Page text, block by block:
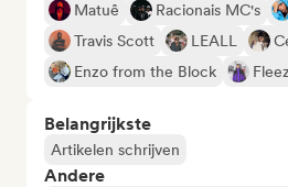
Matuê Racionais MC's
Travis Scott
LEALL
Enzo from the Block
Belangrijkste
Artikelen schrijven
Andere